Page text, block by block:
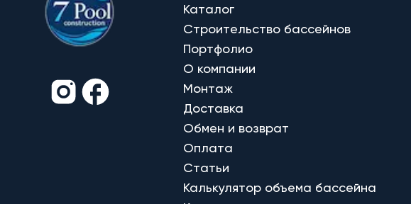
Каталог
Строительство бассейнов
Портфолио
О компании
Монтаж
Доставка
Обмен и возврат
Оплата
Статьи
Калькулятор объема бассейна